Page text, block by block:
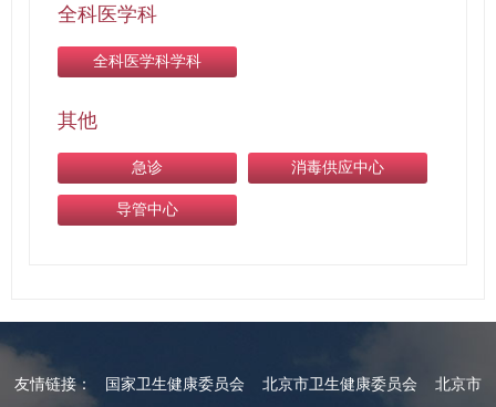
全科医学科
全科医学科学科
其他
急诊 消毒供应中心
导管中心
友情链接： 国家卫生健康委员会 北京市卫生健康委员会 北京市